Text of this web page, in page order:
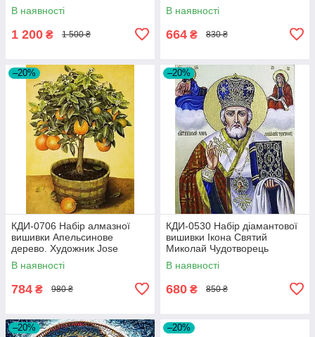
В наявності
1 200 ₴ 1 500 ₴
В наявності
664 ₴ 830 ₴
–20%
КДИ-0706 Набір алмазної
вишивки Апельсинове
дерево. Художник Jоse
Escofet
В наявності
784 ₴ 980 ₴
–20%
КДИ-0530 Набір діамантової
вишивки Ікона Святий
Миколай Чудотворець
В наявності
680 ₴ 850 ₴
–20% –20%